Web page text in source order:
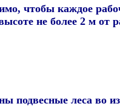
чтобы каждое
не более 2 м от
подвесные леса во